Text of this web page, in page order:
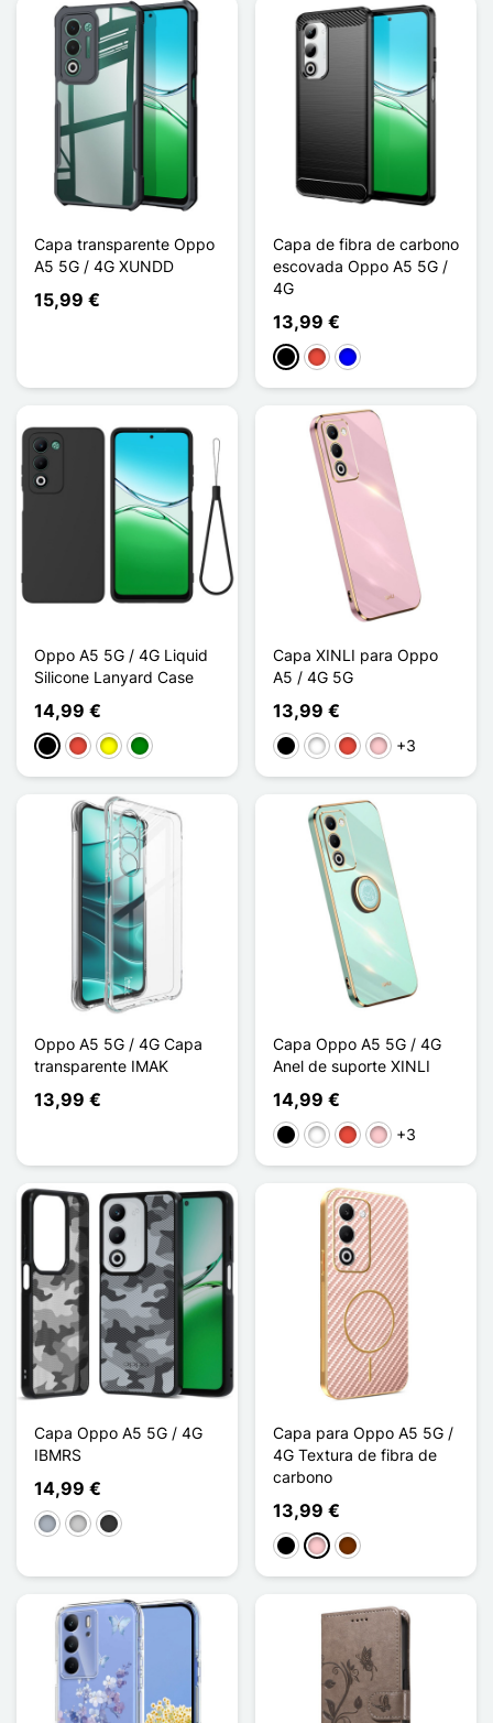
Capa transparente Oppo
A5 5G / 4G XUNDD
15,99 €
Capa de fibra de carbono
escovada Oppo A5 5G /
4G
13,99 €
PretoVermelho
Azul
Oppo A5 5G / 4G Liquid
Silicone Lanyard Case
14,99 €
PretoVermelho
Amarelo
Verde
Capa XINLI para Oppo
A5 / 4G 5G
13,99 €
PretoBrancoVermelho
Rosa+3
Oppo A5 5G / 4G Capa
transparente IMAK
13,99 €
Capa Oppo A5 5G / 4G
Anel de suporte XINLI
14,99 €
PretoBrancoVermelho
Rosa+3
Capa Oppo A5 5G / 4G
IBMRS
14,99 €
CinzentoTransparente
Cinzento escuro
Capa para Oppo A5 5G /
4G Textura de fibra de
carbono
13,99 €
PretoRosaCafé